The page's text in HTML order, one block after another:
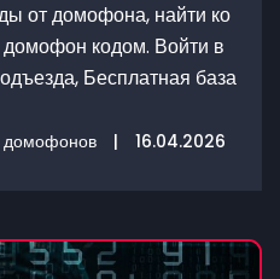
от домофона, найти ко
кодом. Войти в
Бесплатная база
домофонов | 16.04.2026